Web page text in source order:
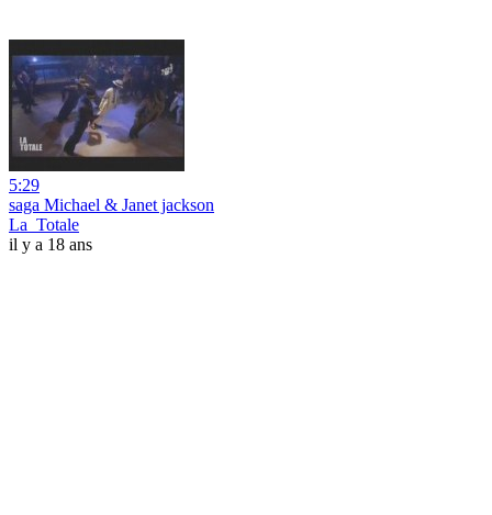
5:29
saga Michael & Janet jackson
La_Totale
il y a 18 ans